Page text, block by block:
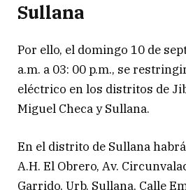
Sullana
Por ello, el domingo 10 de
a.m. a 03: 00 p.m., se
eléctrico en los distritos de
Miguel Checa y Sullana.
En el distrito de Sullana
A.H. El Obrero, Av.
Garrido, Urb. Sullana, Calle